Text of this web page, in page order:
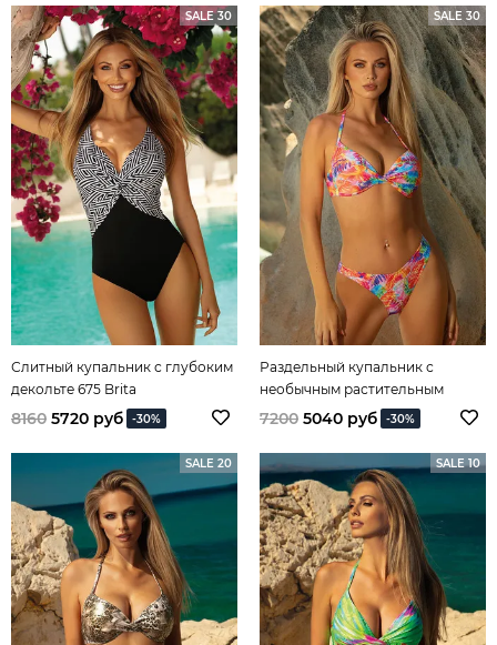
SALE 30
Слитный купальник с глубоким
декольте 675 Brita
8160 5720 руб -30%
SALE 30
Раздельный купальник с
необычным растительным
принтом 603 Rosalia
7200 5040 руб -30%
SALE 20 SALE 10